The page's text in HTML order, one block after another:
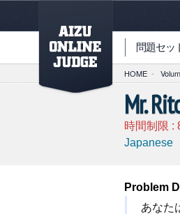
PAGETOP 問題セッ
HOME -
Mr.
時間制限 :
Japanese
Problem
あなた